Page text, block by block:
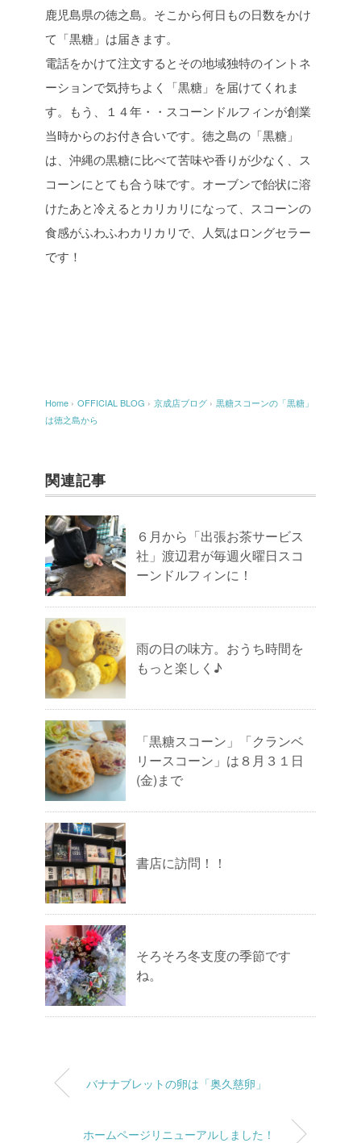
鹿児島県の徳之島。そこから何日もの日数をかけ
て「黒糖」は届きます。
電話をかけて注文するとその地域独特のイントネ
ーションで気持ちよく「黒糖」を届けてくれま
す。もう、１４年・・スコーンドルフィンが創業
当時からのお付き合いです。徳之島の「黒糖」
は、沖縄の黒糖に比べて苦味や香りが少なく、ス
コーンにとても合う味です。オーブンで飴状に溶
けたあと冷えるとカリカリになって、スコーンの
食感がふわふわカリカリで、人気はロングセラー
です！
Home › OFFICIAL BLOG › 京成店ブログ › 黒糖スコーンの「黒糖」
は徳之島から
関連記事
６月から「出張お茶サービス
社」渡辺君が毎週火曜日スコ
ーンドルフィンに！
雨の日の味方。おうち時間を
もっと楽しく♪
「黒糖スコーン」「クランベ
リースコーン」は８月３１日
(金)まで
書店に訪問！！
そろそろ冬支度の季節です
ね。
バナナブレットの卵は「奥久慈卵」
ホームページリニューアルしました！